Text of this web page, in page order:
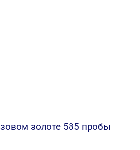
золоте 585 пробы